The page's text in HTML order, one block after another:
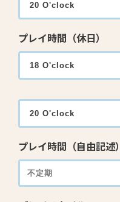
プレイ時間（休日）
プレイ時間（自由記述）